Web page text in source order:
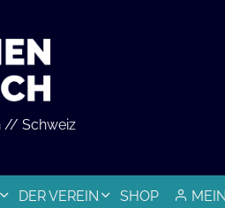
// Schweiz
DER VEREIN SHOP